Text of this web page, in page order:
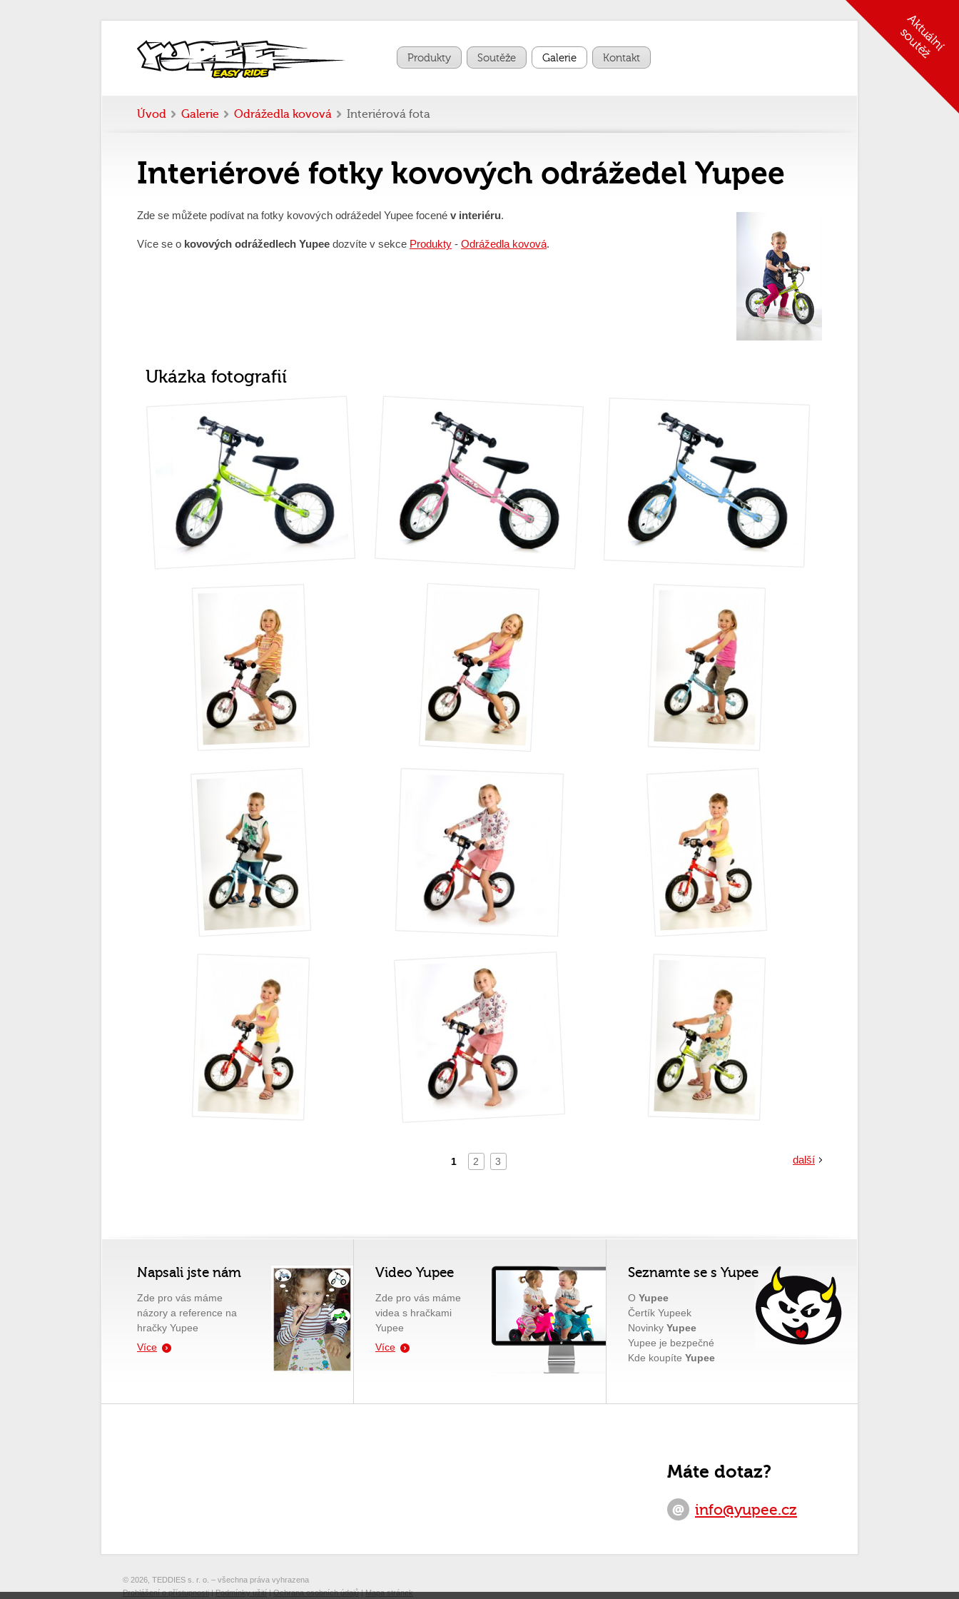
Produkty Soutěže Galerie Kontakt
Úvod Galerie Odrážedla kovová Interiérová fota
Interiérové fotky kovových odrážedel Yupee
Zde se můžete podívat na fotky kovových odrážedel Yupee focené v interiéru.
Více se o kovových odrážedlech Yupee dozvíte v sekce Produkty - Odrážedla kovová.
Ukázka fotografií
1 2 3 další
Napsali jste nám
Zde pro vás máme
názory a reference na
hračky Yupee
Více
Video Yupee
Zde pro vás máme
videa s hračkami
Yupee
Více
Seznamte se s Yupee
O Yupee
Čertík Yupeek
Novinky Yupee
Yupee je bezpečné
Kde koupíte Yupee
Máte dotaz?
info@yupee.cz
© 2026, TEDDIES s. r. o. – všechna práva vyhrazena
Prohlášení o přístupnosti|Podmínky užití|Ochrana osobních údajů|Mapa stránek